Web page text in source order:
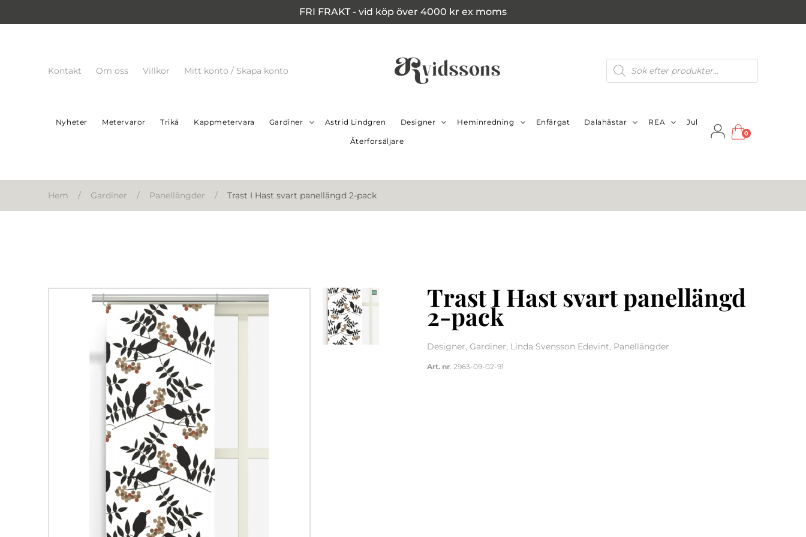
FRI FRAKT - vid köp över 4000 kr ex moms
Kontakt Om oss Villkor Mitt konto / Skapa konto
Produktsökning
Nyheter Metervaror Trikå Kappmetervara Gardiner Astrid Lindgren Designer Heminredning Enfärgat Dalahästar REA Jul
Återforsäljare
0
Hem / Gardiner / Panellängder / Trast I Hast svart panellängd 2-pack
Trast I Hast svart panellängd
2-pack
Designer, Gardiner, Linda Svensson Edevint, Panellängder
Art. nr: 2963-09-02-91